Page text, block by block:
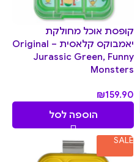
קופסת אוכל מחולקת
יאמבוקס קלאסית Original –
Jurassic Green, Funny
Monsters
₪159.90
הוספה לסל
SALE